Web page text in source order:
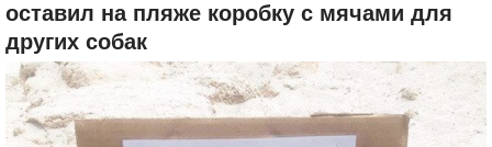
оставил на пляже коробку с мячами для
других собак